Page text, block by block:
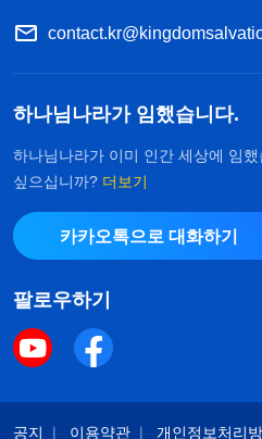
하나님나라가 임했습니다.
하나님나라가 이미 인간 세상에 임
싶으십니까? 더보기
카카오톡으로 대화하기
팔로우하기
공지 이용약관 개인정보처리